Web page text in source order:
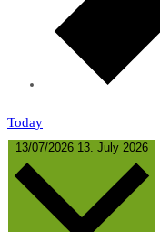
Today
13/07/2026 13. July 2026